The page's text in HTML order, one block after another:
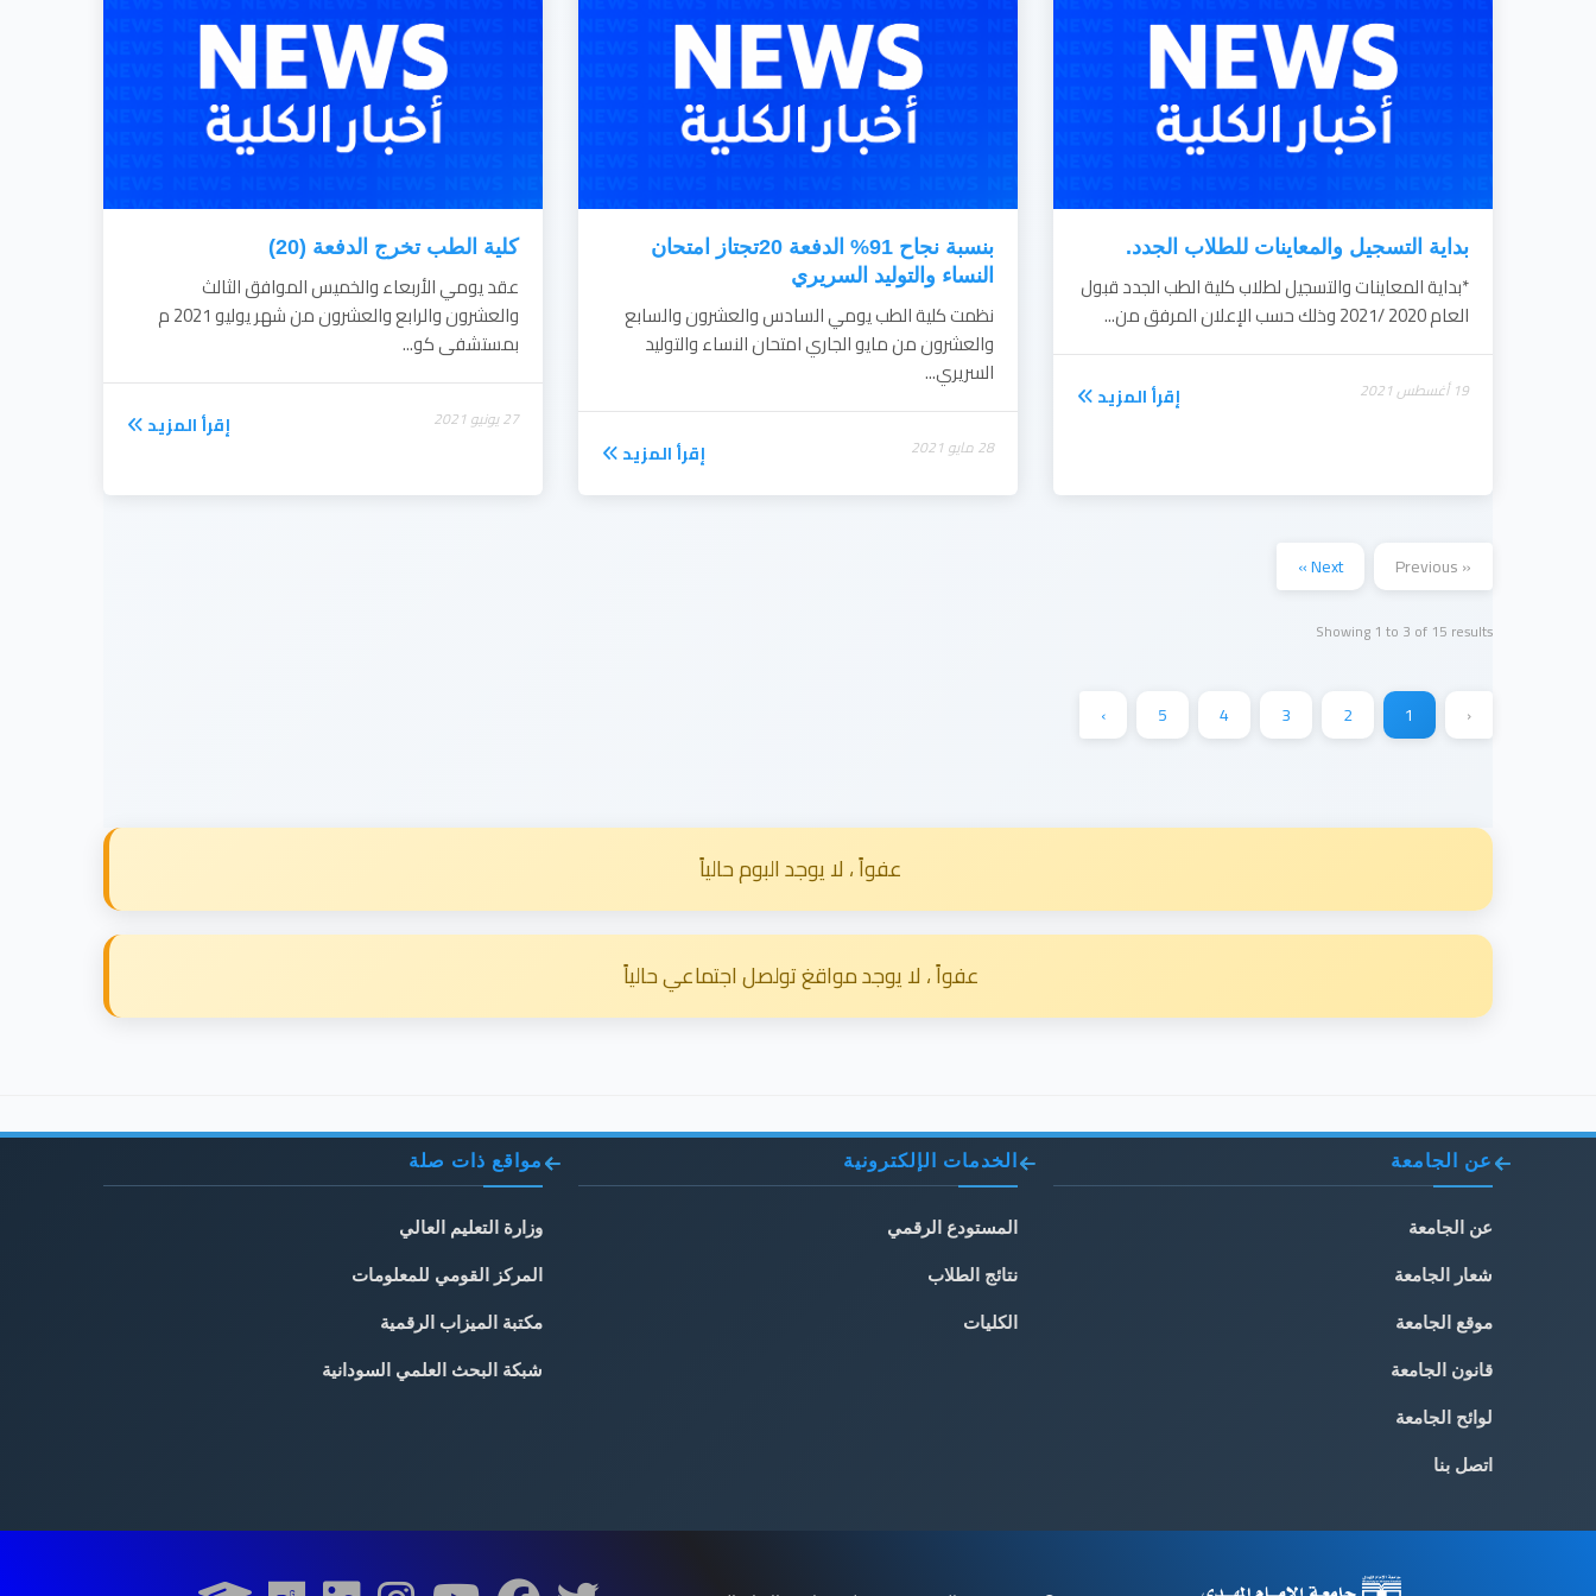
بداية التسجيل والمعاينات للطلاب الجدد.
*بداية المعاينات والتسجيل لطلاب كلية الطب الجدد قبول
العام 2020 /2021 وذلك حسب الإعلان المرفق من...
19 أغسطس 2021 إقرأ المزيد
بنسبة نجاح 91% الدفعة 20تجتاز امتحان
النساء والتوليد السريري
نظمت كلية الطب يومي السادس والعشرون والسابع
والعشرون من مايو الجاري امتحان النساء والتوليد
السريري...
28 مايو 2021 إقرأ المزيد
كلية الطب تخرج الدفعة (20)
عقد يومي الأربعاء والخميس الموافق الثالث
والعشرون والرابع والعشرون من شهر يوليو 2021 م
بمستشفى كو...
27 يونيو 2021 إقرأ المزيد
« Previous
Next »
Showing 1 to 3 of 15 results
‹
1
2
3
4
5
›
عفواً ، لا يوجد البوم حالياً
عفواً ، لا يوجد مواقغ تولصل اجتماعي حالياً
عن الجامعة
عن الجامعة
شعار الجامعة
موقع الجامعة
قانون الجامعة
لوائح الجامعة
اتصل بنا
الخدمات الإلكترونية
المستودع الرقمي
نتائج الطلاب
الكليات
مواقع ذات صلة
وزارة التعليم العالي
المركز القومي للمعلومات
مكتبة الميزاب الرقمية
شبكة البحث العلمي السودانية